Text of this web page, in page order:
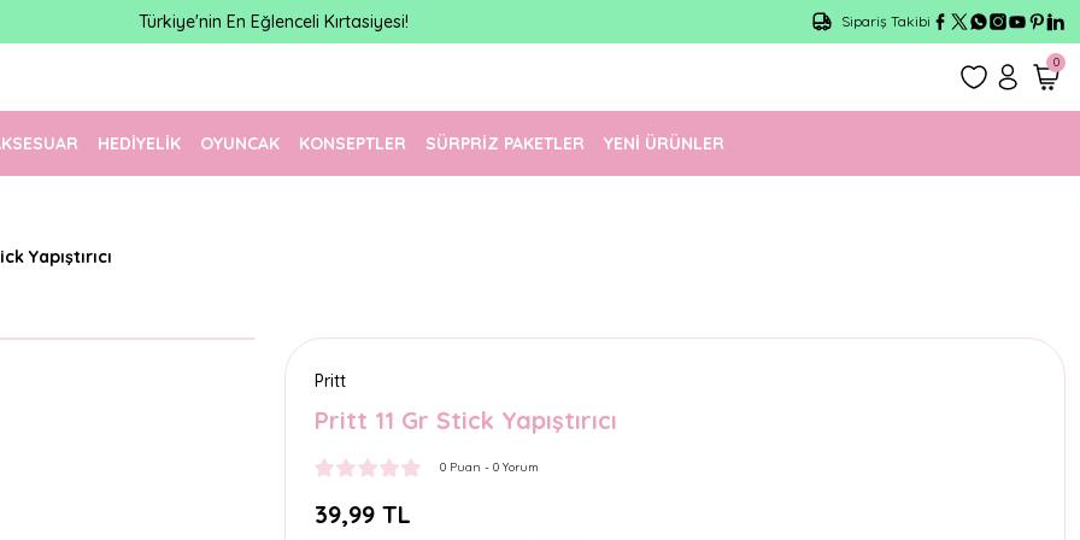
Türkiye'nin En Eğlenceli Kırtasiyesi! 1500 TL Üzeri Ücretsiz Kargo
Sipariş Takibi
0
HEDİYELİK OYUNCAK KONSEPTLER SÜRPRİZ PAKETLER YENİ ÜRÜNLER
Yapıştırıcı
Pritt
Pritt 11 Gr Stick Yapıştırıcı
0 Puan - 0 Yorum
39,99 TL